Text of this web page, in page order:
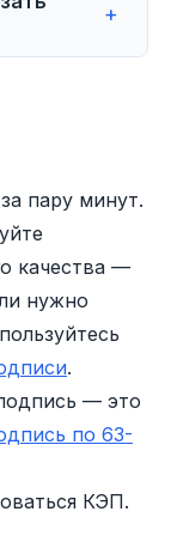
300 dpi.
чужой
+
пару минут.
качества —
нужно
.
— это
по 63-
КЭП.